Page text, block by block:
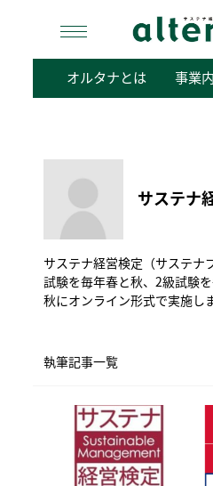
検
オルタナとは 事業
サステナ
サステナ経営検定（サステナ
試験を毎年春と秋、2級試験
秋にオンライン形式で実施しま
執筆記事一覧